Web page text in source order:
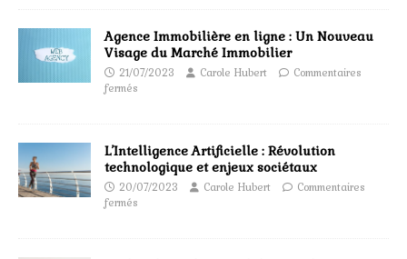
Agence Immobilière en ligne : Un Nouveau
Visage du Marché Immobilier
21/07/2023 Carole Hubert
Commentaires
fermés
L’Intelligence Artificielle : Révolution
technologique et enjeux sociétaux
20/07/2023 Carole Hubert
Commentaires
fermés